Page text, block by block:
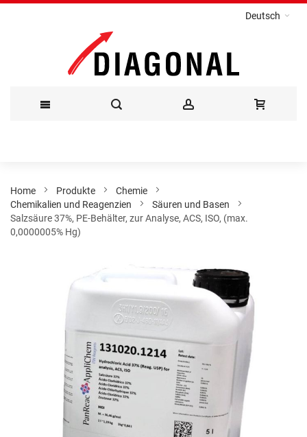
Deutsch
Inhalt
Home Produkte
Chemie
Chemikalien und Reagenzien
Säuren und Basen
Salzsäure 37%, PE-Behälter, zur Analyse, ACS, ISO, (max.
0,0000005% Hg)